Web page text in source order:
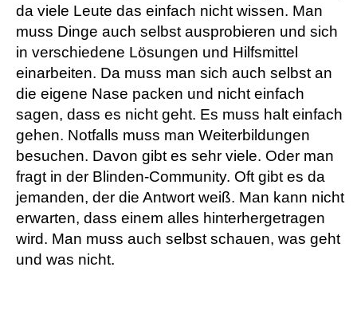
da viele Leute das einfach nicht wissen. Man
muss Dinge auch selbst ausprobieren und sich
in verschiedene Lösungen und Hilfsmittel
einarbeiten. Da muss man sich auch selbst an
die eigene Nase packen und nicht einfach
sagen, dass es nicht geht. Es muss halt einfach
gehen. Notfalls muss man Weiterbildungen
besuchen. Davon gibt es sehr viele. Oder man
fragt in der Blinden-Community. Oft gibt es da
jemanden, der die Antwort weiß. Man kann nicht
erwarten, dass einem alles hinterhergetragen
wird. Man muss auch selbst schauen, was geht
und was nicht.